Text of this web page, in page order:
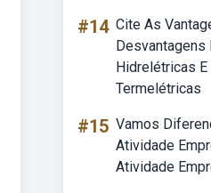
#14 Cite As
Desvantagens
Hidrelétricas E
Termelétricas
#15 Vamos
Atividade
Atividade